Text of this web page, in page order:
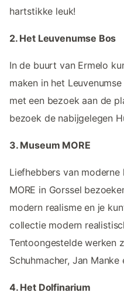
hartstikke leuk!
2. Het Leuvenumse Bos
In de buurt van Ermelo
maken in het
met een bezoek aan de
bezoek de nabijgelegen
3. Museum MORE
Liefhebbers van moderne
MORE in Gorssel
modern realisme en je
collectie modern
Tentoongestelde werken
Schuhmacher, Jan
4. Het Dolfinarium